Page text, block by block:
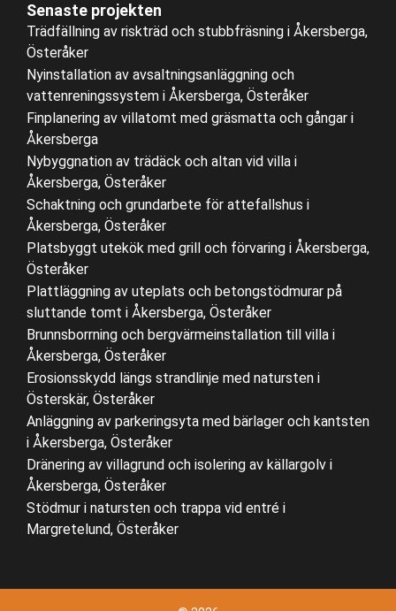
Senaste projekten
Trädfällning av riskträd och stubbfräsning i Åkersberga,
Österåker
Nyinstallation av avsaltningsanläggning och
vattenreningssystem i Åkersberga, Österåker
Finplanering av villatomt med gräsmatta och gångar i
Åkersberga
Nybyggnation av trädäck och altan vid villa i
Åkersberga, Österåker
Schaktning och grundarbete för attefallshus i
Åkersberga, Österåker
Platsbyggt utekök med grill och förvaring i Åkersberga,
Österåker
Plattläggning av uteplats och betongstödmurar på
sluttande tomt i Åkersberga, Österåker
Brunnsborrning och bergvärmeinstallation till villa i
Åkersberga, Österåker
Erosionsskydd längs strandlinje med natursten i
Österskär, Österåker
Anläggning av parkeringsyta med bärlager och kantsten
i Åkersberga, Österåker
Dränering av villagrund och isolering av källargolv i
Åkersberga, Österåker
Stödmur i natursten och trappa vid entré i
Margretelund, Österåker